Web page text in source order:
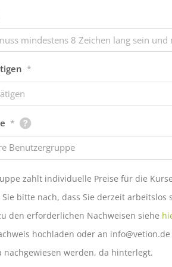
*
*
Benutzergruppe
zahlt individuelle Preise für die
Sie bitte nach, dass Sie derzeit
den erforderlichen Nachweisen siehe
hochladen oder an
nachgewiesen werden, da hinterlegt.